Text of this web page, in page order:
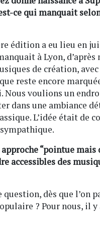
ce qui manquait
édition a eu lieu en
à Lyon,
de création,
reste encore
Nous voulions un
dans une ambiance
L’idée était de
approche “pointue
accessibles des
question, dès que
? Pour nous, il